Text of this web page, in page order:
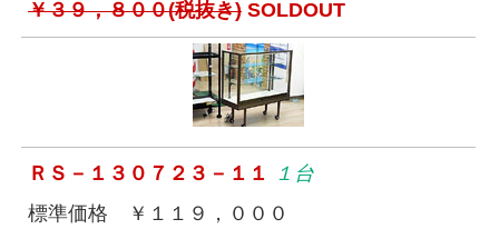
￥３９，８００(税抜き) SOLDOUT
ＲＳ－１３０７２３－１１
１台
標準価格 ￥１１９，０００